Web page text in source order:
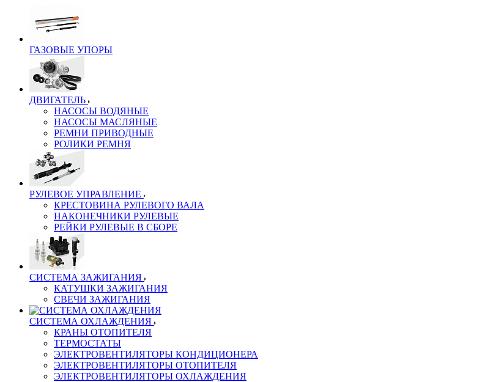
ГАЗОВЫЕ УПОРЫ
ДВИГАТЕЛЬ
НАСОСЫ ВОДЯНЫЕ
НАСОСЫ МАСЛЯНЫЕ
РЕМНИ ПРИВОДНЫЕ
РОЛИКИ РЕМНЯ
РУЛЕВОЕ УПРАВЛЕНИЕ
КРЕСТОВИНА РУЛЕВОГО ВАЛА
НАКОНЕЧНИКИ РУЛЕВЫЕ
РЕЙКИ РУЛЕВЫЕ В СБОРЕ
СИСТЕМА ЗАЖИГАНИЯ
КАТУШКИ ЗАЖИГАНИЯ
СВЕЧИ ЗАЖИГАНИЯ
СИСТЕМА ОХЛАЖДЕНИЯ
КРАНЫ ОТОПИТЕЛЯ
ТЕРМОСТАТЫ
ЭЛЕКТРОВЕНТИЛЯТОРЫ КОНДИЦИОНЕРА
ЭЛЕКТРОВЕНТИЛЯТОРЫ ОТОПИТЕЛЯ
ЭЛЕКТРОВЕНТИЛЯТОРЫ ОХЛАЖДЕНИЯ